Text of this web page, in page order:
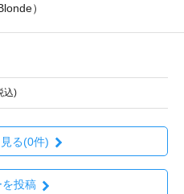
）
込)
る(0件)
を投稿